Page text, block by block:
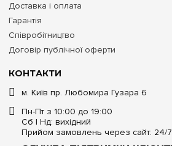
КОНТАКТИ
м. Київ пр. Любомира Гузара 6
Пн-Пт з 10:00 до 19:00
Сб | Нд: вихідний
Прийом замовлень через сайт: 24/7
Доставка і оплата
Гарантія
Співробітництво
Договір публічної оферти